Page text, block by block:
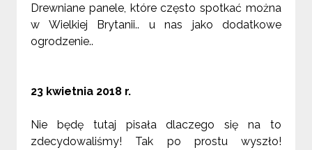
Drewniane panele, które często spotkać można
w Wielkiej Brytanii.. u nas jako dodatkowe
ogrodzenie..
23 kwietnia 2018 r.
Nie będę tutaj pisała dlaczego się na to
zdecydowaliśmy! Tak po prostu wyszło!